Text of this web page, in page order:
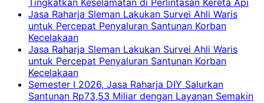
Jasa Raharja Sleman Lakukan Survei Ahli Waris
untuk Percepat Penyaluran Santunan Korban
Kecelakaan
Jasa Raharja Sleman Lakukan Survei Ahli Waris
untuk Percepat Penyaluran Santunan Korban
Kecelakaan
Semester I 2026, Jasa Raharja DIY Salurkan
Santunan Rp73,53 Miliar dengan Layanan Semakin